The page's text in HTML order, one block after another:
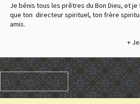
Je bénis tous les prêtres du Bon Dieu, et
que ton directeur spirituel, ton frère
amis.
+
PRÉCÉDENT